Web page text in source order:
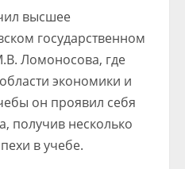
высшее
государственном
Ломоносова, где
экономики и
он проявил себя
получив несколько
в учебе.